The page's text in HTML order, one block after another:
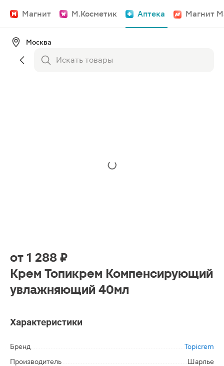
Магнит М.Косметик Аптека Магнит
Москва
от 1 288 ₽
Крем Топикрем Компенсирующий
увлажняющий 40мл
Характеристики
Бренд
Topicrem
Производитель
Шарлье